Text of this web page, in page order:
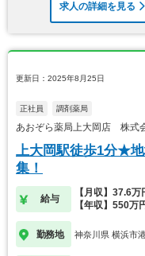
求人の詳細を見る
更新日：2025年8月25日
正社員 調剤薬局
あおぞら薬局上大岡店 株式
上大岡駅徒歩1分★
集！
給与
【月収】37.6
【年収】550万
勤務地 神奈川県 横浜市